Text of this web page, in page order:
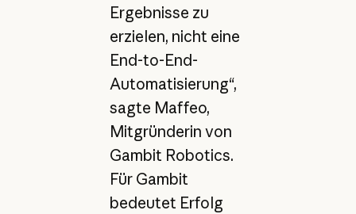
Ergebnisse zu
erzielen, nicht eine
End-to-End-
Automatisierung“,
sagte Maffeo,
Mitgründerin von
Gambit Robotics.
Für Gambit
bedeutet Erfolg